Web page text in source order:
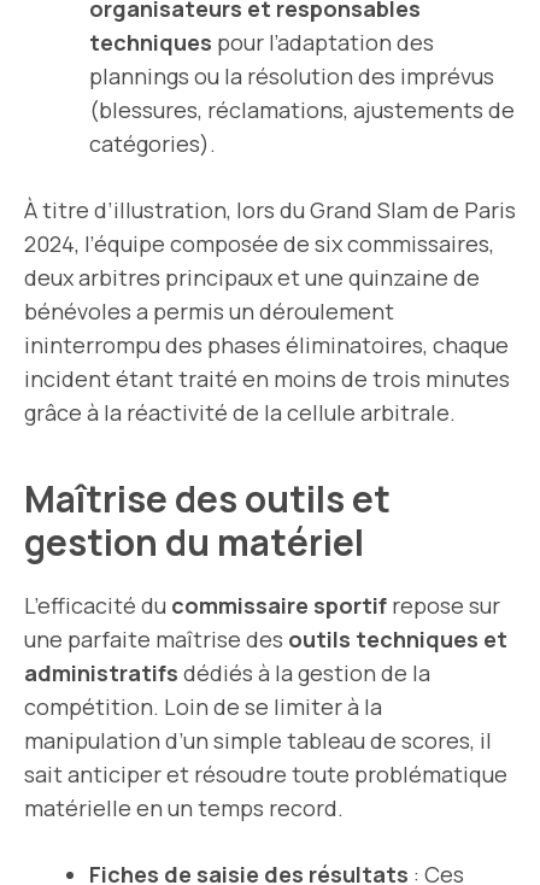
organisateurs et responsables
techniques pour l’adaptation des
plannings ou la résolution des imprévus
(blessures, réclamations, ajustements de
catégories).
À titre d’illustration, lors du Grand Slam de Paris
2024, l’équipe composée de six commissaires,
deux arbitres principaux et une quinzaine de
bénévoles a permis un déroulement
ininterrompu des phases éliminatoires, chaque
incident étant traité en moins de trois minutes
grâce à la réactivité de la cellule arbitrale.
Maîtrise des outils et
gestion du matériel
L’efficacité du commissaire sportif repose sur
une parfaite maîtrise des outils techniques et
administratifs dédiés à la gestion de la
compétition. Loin de se limiter à la
manipulation d’un simple tableau de scores, il
sait anticiper et résoudre toute problématique
matérielle en un temps record.
Fiches de saisie des résultats : Ces